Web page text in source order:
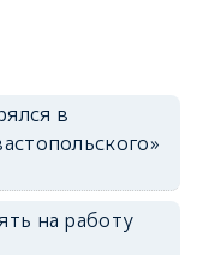
в
на работу